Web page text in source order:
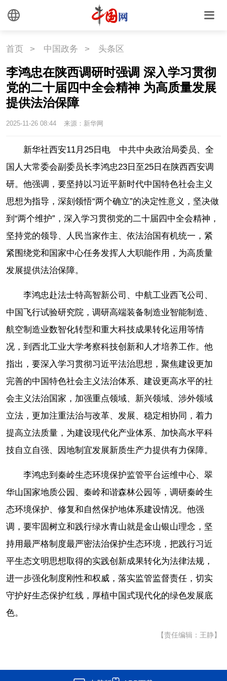
首页 > 中国政务 > 头条区
李鸿忠在陕西调研时强调 深入学习贯彻
党的二十届四中全会精神 为高质量发展
提供法治保障
2025-11-26 08:44 来源：新华网
新华社西安11月25日电 中共中央政治局委员、全
国人大常委会副委员长李鸿忠23日至25日在陕西西安调
研。他强调，要坚持以习近平新时代中国特色社会主义
思想为指导，深刻领悟“两个确立”的决定性意义，坚决做
到“两个维护”，深入学习贯彻党的二十届四中全会精神，
坚持党的领导、人民当家作主、依法治国有机统一，紧
紧围绕党和国家中心任务发挥人大职能作用，为高质量
发展提供法治保障。
李鸿忠赴法士特高智新公司、中航工业西飞公司、
中国飞行试验研究院，调研高端装备制造业智能制造、
航空制造业数智化转型和重大科技成果转化运用等情
况，到西北工业大学考察科技创新和人才培养工作。他
指出，要深入学习贯彻习近平法治思想，聚焦建设更加
完善的中国特色社会主义法治体系、建设更高水平的社
会主义法治国家，加强重点领域、新兴领域、涉外领域
立法，更加注重法治与改革、发展、稳定相协同，着力
提高立法质量，为建设现代化产业体系、加快高水平科
技自立自强、因地制宜发展新质生产力提供有力保障。
李鸿忠到秦岭生态环境保护监管平台运维中心、翠
华山国家地质公园、秦岭和谐森林公园等，调研秦岭生
态环境保护、修复和自然保护地体系建设情况。他强
调，要牢固树立和践行绿水青山就是金山银山理念，坚
持用最严格制度最严密法治保护生态环境，把践行习近
平生态文明思想取得的实践创新成果转化为法律法规，
进一步强化制度刚性和权威，落实监管监督责任，切实
守护好生态保护红线，厚植中国式现代化的绿色发展底
色。
【责任编辑：王静】